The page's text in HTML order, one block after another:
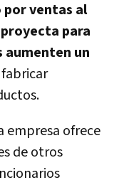
ventas al
para
aumenten un
empresa ofrece
de otros